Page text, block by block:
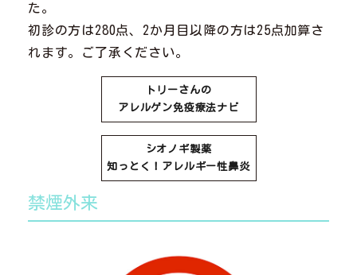
た。
初診の方は280点、2か月目以降の方は25点加算さ
れます。ご了承ください。
トリーさんの
アレルゲン免疫療法ナビ
シオノギ製薬
知っとく！アレルギー性鼻炎
禁煙外来